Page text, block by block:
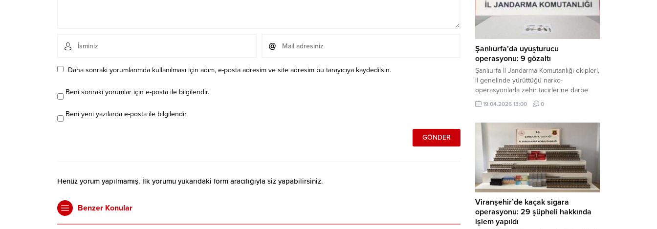
Daha sonraki yorumlarımda kullanılması için adım, e-posta adresim ve site adresim bu tarayıcıya kaydedilsin.
Beni sonraki yorumlar için e-posta ile bilgilendir.
Beni yeni yazılarda e-posta ile bilgilendir.
Henüz yorum yapılmamış. İlk yorumu yukarıdaki form aracılığıyla siz yapabilirsiniz.
Benzer Konular
göre; 17 Nisan...
Şanlıurfa’da uyuşturucu
operasyonu: 9 gözaltı
Şanlıurfa İl Jandarma Komutanlığı ekipleri,
il genelinde yürüttüğü narko-
operasyonlarla zehir tacirlerine darbe
indirdi. Üç ilçede eş zamanlı
gerçekleştirilen faaliyetlerde çeşitli
şüpheli hakkında adli işlem başlatıldı.
Haber Merkezi – Şanlıurfa Valiliği İl Basın
ve Halkla İlişkiler Müdürlüğü’nden yapılan
açıklamaya göre, İl Jandarma Komutanlığı
tarafından “Narkotik Suçlarla...
19.04.2026 13:00 0
Viranşehir’de kaçak sigara
operasyonu: 29 şüpheli hakkında
işlem yapıldı